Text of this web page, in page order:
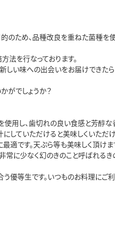
ため、品種改良を重ねた菌種を使
法を行なっております。
しい味への出会いをお届けできたら
がでしょうか？
使用し、歯切れの良い食感と芳醇な
していただけると美味しくいただけ
適です。天ぷら等も美味しく頂けま
に少なく幻のきのこと呼ばれる
優等生です。いつものお料理にご